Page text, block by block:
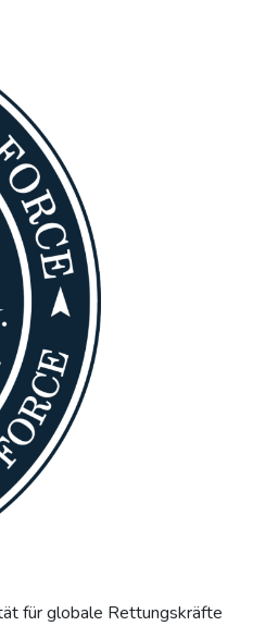
für globale Rettungskräfte